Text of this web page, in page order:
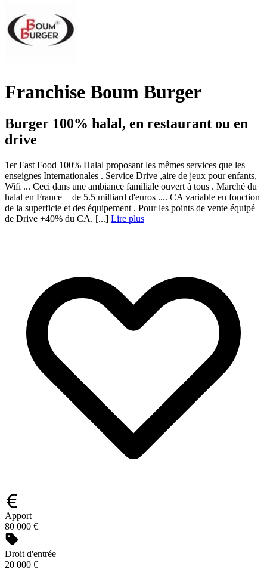
Franchise Boum Burger
Burger 100% halal, en restaurant ou en
drive
1er Fast Food 100% Halal proposant les mêmes services que les
enseignes Internationales . Service Drive ,aire de jeux pour enfants,
Wifi ... Ceci dans une ambiance familiale ouvert à tous . Marché du
halal en France + de 5.5 milliard d'euros .... CA variable en fonction
de la superficie et des équipement . Pour les points de vente équipé
de Drive +40% du CA. [...] Lire plus
Apport
80 000 €
Droit d'entrée
20 000 €